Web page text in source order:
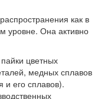
как в
уровне. Она активно
цветных
медных сплавов
его сплавов).